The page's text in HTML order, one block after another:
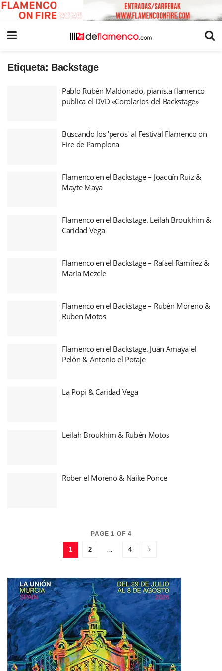
Etiqueta: Backstage
Pablo Rubén Maldonado, pianista flamenco
publica el DVD «Corolarios del Backstage»
Buscando los 'peros' al Festival Flamenco on
Fire de Pamplona
Flamenco en el Backstage – Joaquín Ruiz &
Mayte Maya
Flamenco en el Backstage. Leilah Broukhim &
Caridad Vega
Flamenco en el Backstage – Rafael Ramírez &
María Mezcle
Flamenco en el Backstage – Rubén Moreno &
Ruben Motos
Flamenco en el Backstage. Juan Amaya el
Pelón & Antonio el Potaje
La Popi & Caridad Vega
Leilah Broukhim & Rubén Motos
Rober el Moreno & Naike Ponce
PAGE 1 OF 4
1 2 4